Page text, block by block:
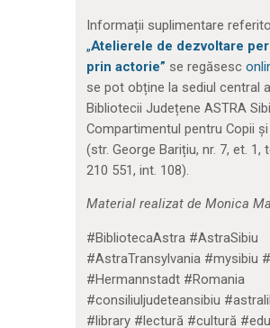
Informații suplimentare
„Atelierele de dezvoltare
prin actorie” se regăsesc
se pot obține la sediul central
Bibliotecii Județene ASTRA
Compartimentul pentru Copii
(str. George Barițiu, nr. 7, et. 1,
210 551, int. 108).
Material realizat de Monica
#BibliotecaAstra #AstraSibiu
#AstraTransylvania #mysibiu
#Hermannstadt #Romania
#consiliuljudeteansibiu
#library #lectură #cultură